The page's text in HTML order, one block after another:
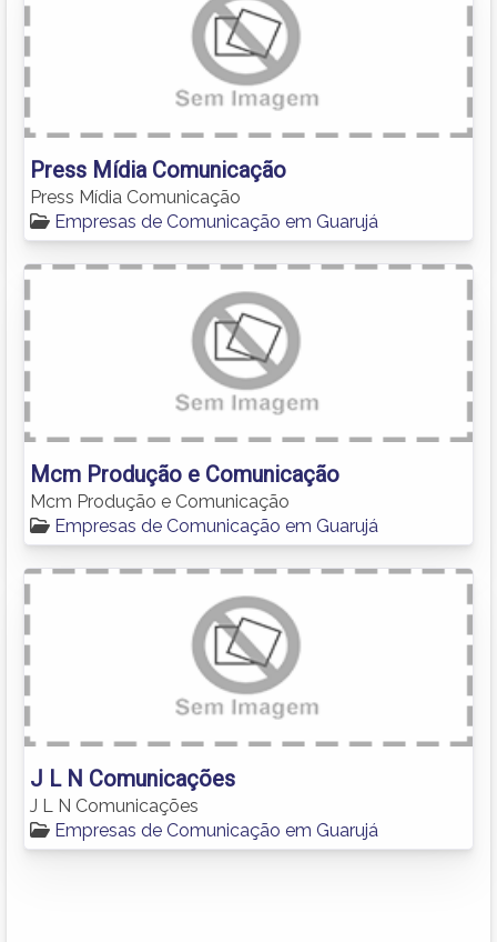
Press Mídia Comunicação
Press Mídia Comunicação
Empresas de Comunicação em Guarujá
Mcm Produção e Comunicação
Mcm Produção e Comunicação
Empresas de Comunicação em Guarujá
J L N Comunicações
J L N Comunicações
Empresas de Comunicação em Guarujá